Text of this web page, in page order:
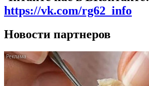
https://vk.com/rg62_info
Новости партнеров